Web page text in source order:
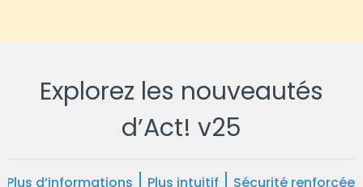
Explorez les nouveautés
d’Act! v25
Plus d’informations Plus intuitif
Sécurité renforcée